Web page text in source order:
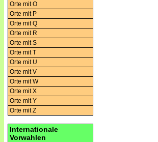
Orte mit O
Orte mit P
Orte mit Q
Orte mit R
Orte mit S
Orte mit T
Orte mit U
Orte mit V
Orte mit W
Orte mit X
Orte mit Y
Orte mit Z
Internationale
Vorwahlen